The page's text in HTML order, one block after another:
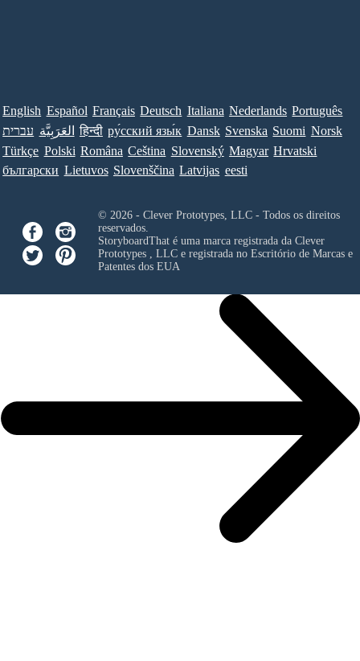
English Español Français Deutsch Italiana Nederlands Português
עברית العَرَبِيَّة हिन्दी ру́сский язы́к Dansk Svenska Suomi Norsk
Türkçe Polski Româna Ceština Slovenský Magyar Hrvatski
български Lietuvos Slovenščina Latvijas eesti
© 2026 - Clever Prototypes, LLC - Todos os direitos
reservados.
StoryboardThat é uma marca registrada da Clever
Prototypes , LLCe registrada no Escritório de Marcas e
Patentes dos EUA